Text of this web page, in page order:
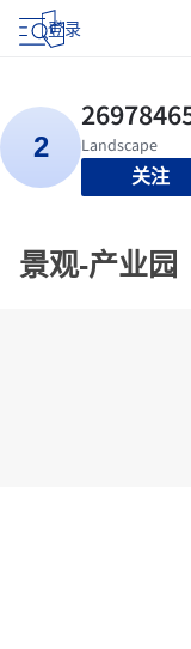
登录
关注
景观-产业园